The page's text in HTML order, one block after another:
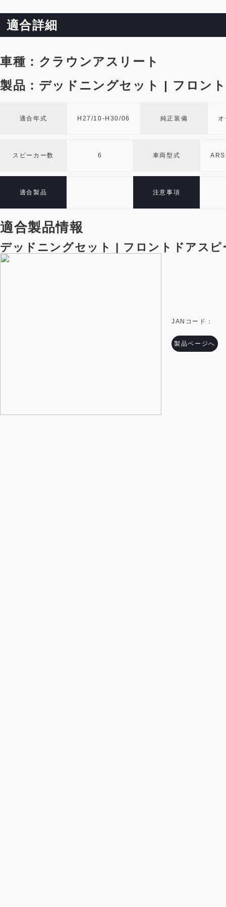
適合詳細
車種：クラウンアスリート
製品：デッドニングセット | フロン
適合年式 H27/10-H30/06 純正装備
スピーカー数 6 車両型式
適合製品 注意事項
適合製品情報
デッドニングセット | フロントドアスピ
JANコード：
製品ページへ